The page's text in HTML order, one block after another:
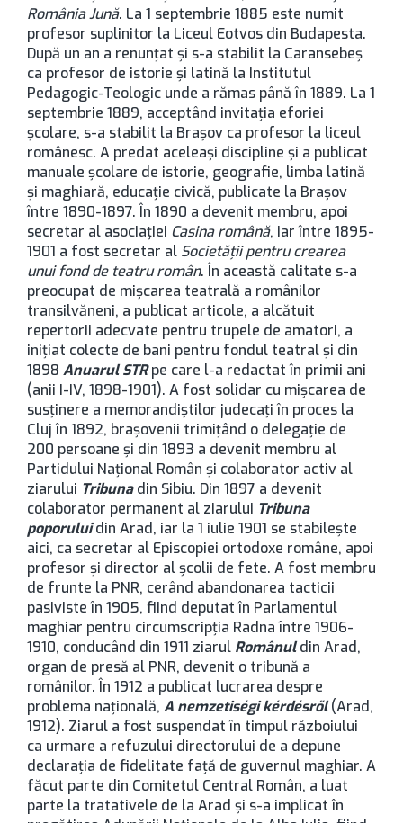
România Jună. La 1 septembrie 1885 este numit
profesor suplinitor la Liceul Eotvos din Budapesta.
După un an a renunțat și s-a stabilit la Caransebeș
ca profesor de istorie și latină la Institutul
Pedagogic-Teologic unde a rămas până în 1889. La 1
septembrie 1889, acceptând invitația eforiei
școlare, s-a stabilit la Brașov ca profesor la liceul
românesc. A predat aceleași discipline și a publicat
manuale școlare de istorie, geografie, limba latină
și maghiară, educație civică, publicate la Brașov
între 1890-1897. În 1890 a devenit membru, apoi
secretar al asociației Casina română, iar între 1895-
1901 a fost secretar al Societății pentru crearea
unui fond de teatru român. În această calitate s-a
preocupat de mișcarea teatrală a românilor
transilvăneni, a publicat articole, a alcătuit
repertorii adecvate pentru trupele de amatori, a
inițiat colecte de bani pentru fondul teatral și din
1898 Anuarul STRpe care l-a redactat în primii ani
(anii I-IV, 1898-1901). A fost solidar cu mișcarea de
susținere a memorandiștilor judecați în proces la
Cluj în 1892, brașovenii trimițând o delegație de
200 persoane și din 1893 a devenit membru al
Partidului Național Român și colaborator activ al
ziarului Tribunadin Sibiu. Din 1897 a devenit
colaborator permanent al ziarului Tribuna
poporuluidin Arad, iar la 1 iulie 1901 se stabilește
aici, ca secretar al Episcopiei ortodoxe române, apoi
profesor și director al școlii de fete. A fost membru
de frunte la PNR, cerând abandonarea tacticii
pasiviste în 1905, fiind deputat în Parlamentul
maghiar pentru circumscripția Radna între 1906-
1910, conducând din 1911 ziarul Românuldin Arad,
organ de presă al PNR, devenit o tribună a
românilor. În 1912 a publicat lucrarea despre
problema națională, A nemzetiségi kérdésről(Arad,
1912). Ziarul a fost suspendat în timpul războiului
ca urmare a refuzului directorului de a depune
declarația de fidelitate față de guvernul maghiar. A
făcut parte din Comitetul Central Român, a luat
parte la tratativele de la Arad și s-a implicat în